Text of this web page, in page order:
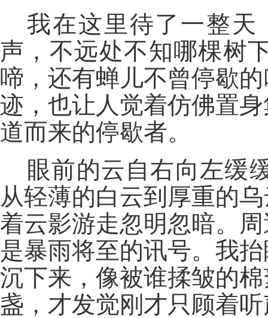
我在这里待了一整天
声，不远处不知哪棵树
啼，还有蝉儿不曾停歇
迹，也让人觉着仿佛置
道而来的停歇者。
眼前的云自右向左缓
从轻薄的白云到厚重的
着云影游走忽明忽暗。
是暴雨将至的讯号。我
沉下来，像被谁揉皱的
盏，才发觉刚才只顾着